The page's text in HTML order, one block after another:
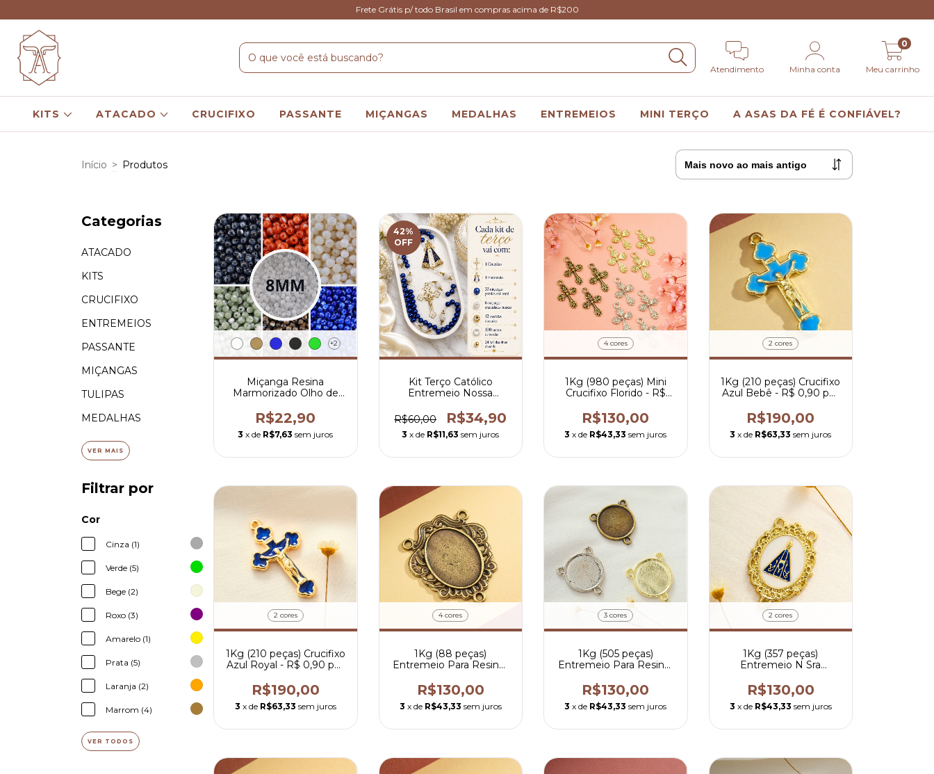
Frete Grátis p/ todo Brasil em compras acima de R$200
Atendimento Minha conta Meu carrinho
0
KITS ATACADO CRUCIFIXO PASSANTE MIÇANGAS MEDALHAS ENTREMEIOS MINI TERÇO A ASAS DA FÉ É CONFIÁVEL?
Início > Produtos
Categorias
ATACADO
KITS
CRUCIFIXO
ENTREMEIOS
PASSANTE
MIÇANGAS
TULIPAS
MEDALHAS
VER MAIS
Filtrar por
Cor
Cinza (1)
Verde (5)
Bege (2)
Roxo (3)
Amarelo (1)
Prata (5)
Laranja (2)
Marrom (4)
VER TODOS
+2
Miçanga Resina
Marmorizado Olho de
R$22,90
3 x de R$7,63 sem juros
42%
OFF
Kit Terço Católico
Entremeio Nossa
da Fé
R$60,00 R$34,90
3 x de R$11,63 sem juros
4 cores
1Kg (980 peças) Mini
Crucifixo Florido - R$
R$130,00
3 x de R$43,33 sem juros
2 cores
1Kg (210 peças) Crucifixo
Azul Bebê - R$ 0,90 por
R$190,00
3 x de R$63,33 sem juros
2 cores
1Kg (210 peças) Crucifixo
Azul Royal - R$ 0,90 por
R$190,00
3 x de R$63,33 sem juros
4 cores
1Kg (88 peças)
Entremeio Para Resinar
R$130,00
3 x de R$43,33 sem juros
3 cores
1Kg (505 peças)
Entremeio Para Resinar
R$130,00
3 x de R$43,33 sem juros
2 cores
1Kg (357 peças)
Entremeio N Sra
0,53 por peça
R$130,00
3 x de R$43,33 sem juros